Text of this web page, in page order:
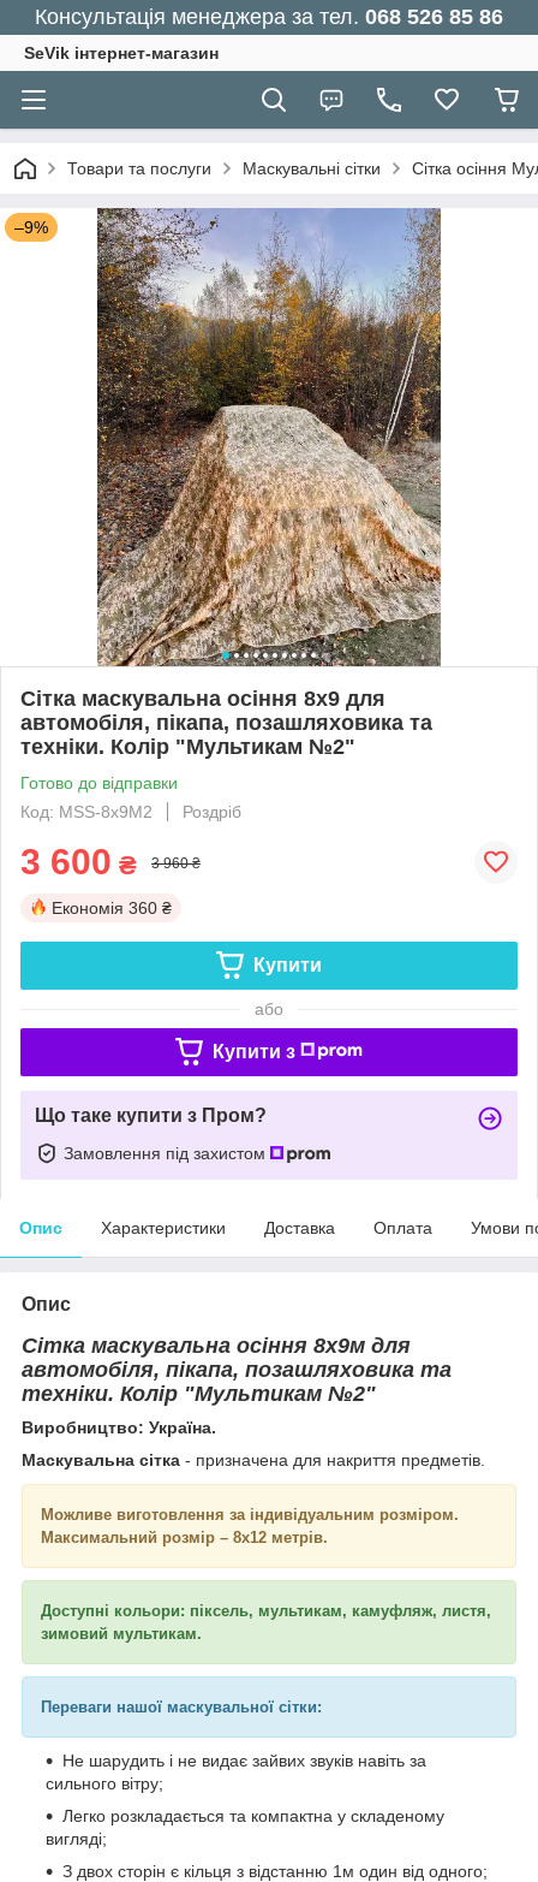
Консультація менеджера за тел. 068 526 85 86
SeVik інтернет-магазин
Товари та послуги Маскувальні сітки Сітка осіння
–9%
Сітка маскувальна осіння 8х9 для
автомобіля, пікапа, позашляховика та
техніки. Колір "Мультикам №2"
Готово до відправки
Код: MSS-8х9М2
Роздріб
3 600 ₴ 3 960 ₴
Економія 360 ₴
Купити
або
Купити з
Що таке купити з Пром?
Замовлення під захистом
Опис Характеристики Доставка Оплата Умови
Опис
Сітка маскувальна осіння 8х9м для
автомобіля, пікапа, позашляховика та
техніки. Колір "Мультикам №2"
Виробництво: Україна.
Маскувальна сітка - призначена для накриття предметів.
Можливе виготовлення за індивідуальним розміром.
Максимальний розмір – 8х12 метрів.
Доступні кольори: піксель, мультикам, камуфляж, листя,
зимовий мультикам.
Переваги нашої маскувальної сітки:
Не шарудить і не видає зайвих звуків навіть за
сильного вітру;
Легко розкладається та компактна у складеному
вигляді;
З двох сторін є кільця з відстанню 1м один від одного;